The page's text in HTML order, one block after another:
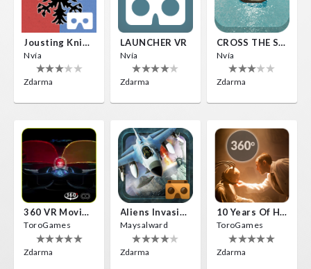
Jousting Knights VR
Nvía
Zdarma
LAUNCHER VR
Nvía
Zdarma
CROSS THE SEA
Nvía
Zdarma
360 VR Movie Experience
ToroGames
Zdarma
Aliens Invasion VR
Maysalward
Zdarma
10 Years Of Horror Nights
ToroGames
Zdarma